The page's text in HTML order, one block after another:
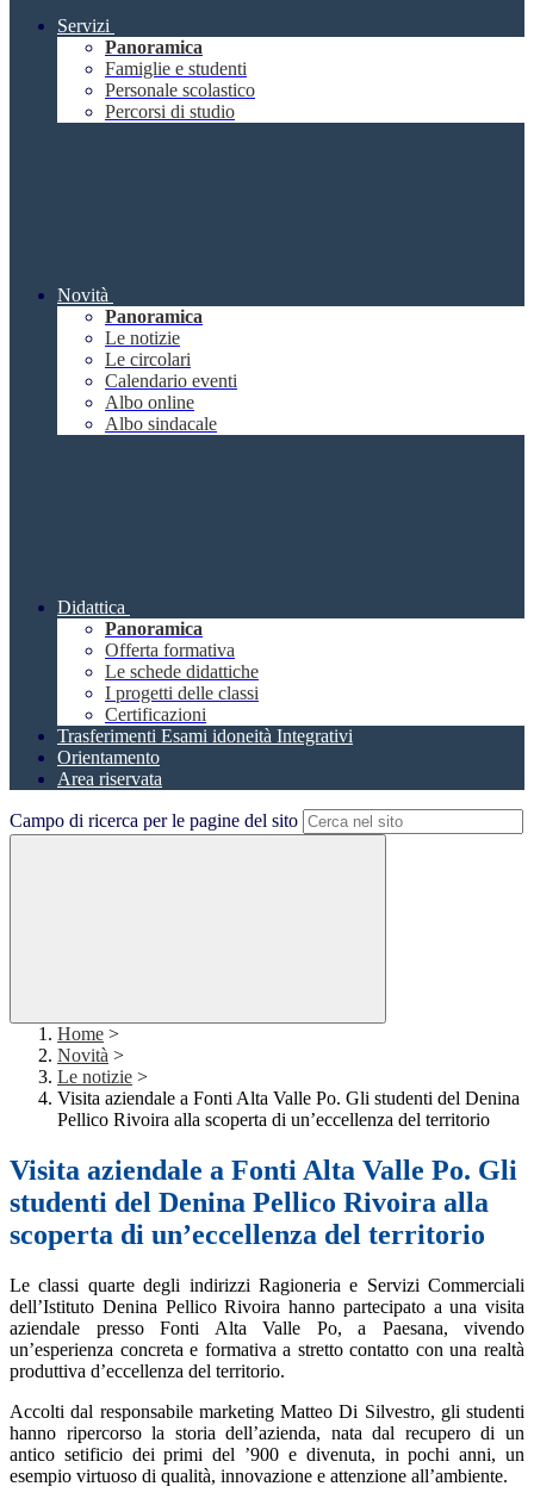
Servizi
Panoramica
Famiglie e studenti
Personale scolastico
Percorsi di studio
Novità
Panoramica
Le notizie
Le circolari
Calendario eventi
Albo online
Albo sindacale
Didattica
Panoramica
Offerta formativa
Le schede didattiche
I progetti delle classi
Certificazioni
Trasferimenti Esami idoneità Integrativi
Orientamento
Area riservata
Campo di ricerca per le pagine del sito
Home >
Novità >
Le notizie >
Visita aziendale a Fonti Alta Valle Po. Gli studenti del Denina
Pellico Rivoira alla scoperta di un’eccellenza del territorio
Visita aziendale a Fonti Alta Valle Po. Gli
studenti del Denina Pellico Rivoira alla
scoperta di un’eccellenza del territorio
Le classi quarte degli indirizzi Ragioneria e Servizi Commerciali
dell’Istituto Denina Pellico Rivoira hanno partecipato a una visita
aziendale presso Fonti Alta Valle Po, a Paesana, vivendo
un’esperienza concreta e formativa a stretto contatto con una realtà
produttiva d’eccellenza del territorio.
Accolti dal responsabile marketing Matteo Di Silvestro, gli studenti
hanno ripercorso la storia dell’azienda, nata dal recupero di un
antico setificio dei primi del ’900 e divenuta, in pochi anni, un
esempio virtuoso di qualità, innovazione e attenzione all’ambiente.